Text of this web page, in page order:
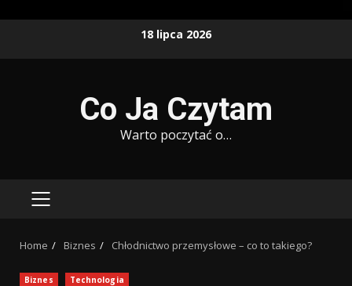
18 lipca 2026
Co Ja Czytam
Warto poczytać o…
PRIMARY
Home Biznes Chłodnictwo przemysłowe – co to takiego?
Biznes Technologia